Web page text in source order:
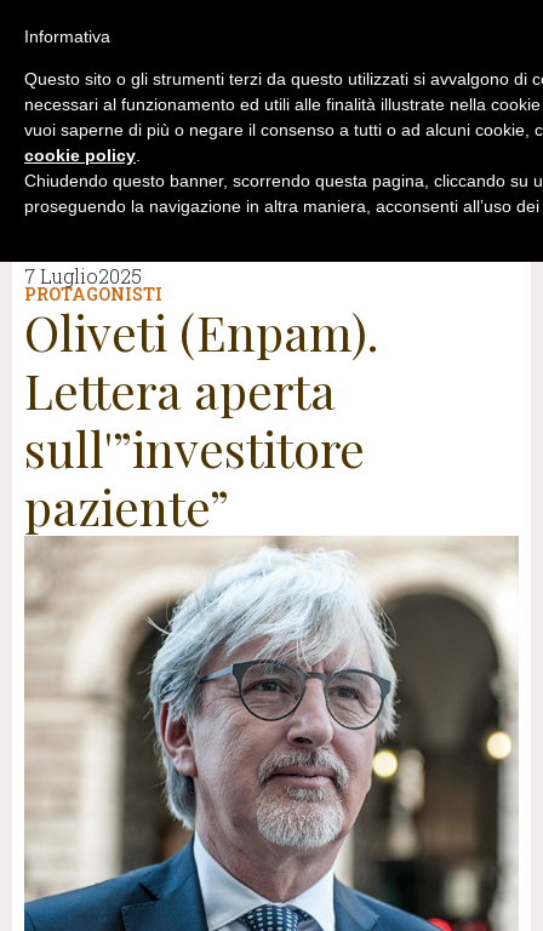
7 Luglio2025
PROTAGONISTI
Oliveti (Enpam).
Lettera aperta
sull'”investitore
paziente”
Informativa
Questo sito o gli strumenti terzi da questo utilizzati si avvalgono di
necessari al funzionamento ed utili alle finalità illustrate nella
vuoi saperne di più o negare il consenso a tutti o ad alcuni cookie,
cookie policy.
Chiudendo questo banner, scorrendo questa pagina, cliccando su
proseguendo la navigazione in altra maniera, acconsenti all’uso